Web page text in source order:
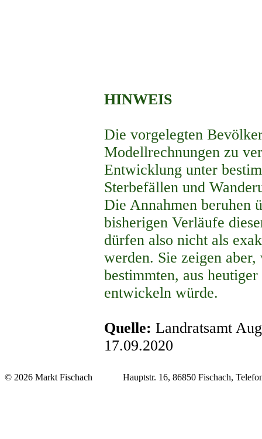
HINWEIS
Die vorgelegten
Modellrechnungen zu
Entwicklung unter
Sterbefällen und
Die Annahmen beruhen
bisherigen Verläufe
dürfen also nicht als
werden. Sie zeigen
bestimmten, aus
entwickeln würde.
Quelle: Landratsamt
17.09.2020
© 2026 Markt Fischach Hauptstr. 16, 86850 Fischach, Telefon